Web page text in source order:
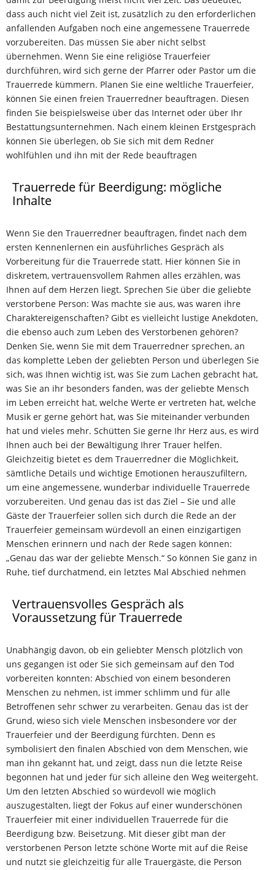
dass auch nicht viel Zeit ist, zusätzlich zu den erforderlichen
anfallenden Aufgaben noch eine angemessene Trauerrede
vorzubereiten. Das müssen Sie aber nicht selbst
übernehmen. Wenn Sie eine religiöse Trauerfeier
durchführen, wird sich gerne der Pfarrer oder Pastor um die
Trauerrede kümmern. Planen Sie eine weltliche Trauerfeier,
können Sie einen freien Trauerredner beauftragen. Diesen
finden Sie beispielsweise über das Internet oder über Ihr
Bestattungsunternehmen. Nach einem kleinen Erstgespräch
können Sie überlegen, ob Sie sich mit dem Redner
wohlfühlen und ihn mit der Rede beauftragen
Trauerrede für Beerdigung: mögliche
Inhalte
Wenn Sie den Trauerredner beauftragen, findet nach dem
ersten Kennenlernen ein ausführliches Gespräch als
Vorbereitung für die Trauerrede statt. Hier können Sie in
diskretem, vertrauensvollem Rahmen alles erzählen, was
Ihnen auf dem Herzen liegt. Sprechen Sie über die geliebte
verstorbene Person: Was machte sie aus, was waren ihre
Charaktereigenschaften? Gibt es vielleicht lustige Anekdoten,
die ebenso auch zum Leben des Verstorbenen gehören?
Denken Sie, wenn Sie mit dem Trauerredner sprechen, an
das komplette Leben der geliebten Person und überlegen Sie
sich, was Ihnen wichtig ist, was Sie zum Lachen gebracht hat,
was Sie an ihr besonders fanden, was der geliebte Mensch
im Leben erreicht hat, welche Werte er vertreten hat, welche
Musik er gerne gehört hat, was Sie miteinander verbunden
hat und vieles mehr. Schütten Sie gerne Ihr Herz aus, es wird
Ihnen auch bei der Bewältigung Ihrer Trauer helfen.
Gleichzeitig bietet es dem Trauerredner die Möglichkeit,
sämtliche Details und wichtige Emotionen herauszufiltern,
um eine angemessene, wunderbar individuelle Trauerrede
vorzubereiten. Und genau das ist das Ziel – Sie und alle
Gäste der Trauerfeier sollen sich durch die Rede an der
Trauerfeier gemeinsam würdevoll an einen einzigartigen
Menschen erinnern und nach der Rede sagen können:
„Genau das war der geliebte Mensch.“ So können Sie ganz in
Ruhe, tief durchatmend, ein letztes Mal Abschied nehmen
Vertrauensvolles Gespräch als
Voraussetzung für Trauerrede
Unabhängig davon, ob ein geliebter Mensch plötzlich von
uns gegangen ist oder Sie sich gemeinsam auf den Tod
vorbereiten konnten: Abschied von einem besonderen
Menschen zu nehmen, ist immer schlimm und für alle
Betroffenen sehr schwer zu verarbeiten. Genau das ist der
Grund, wieso sich viele Menschen insbesondere vor der
Trauerfeier und der Beerdigung fürchten. Denn es
symbolisiert den finalen Abschied von dem Menschen, wie
man ihn gekannt hat, und zeigt, dass nun die letzte Reise
begonnen hat und jeder für sich alleine den Weg weitergeht.
Um den letzten Abschied so würdevoll wie möglich
auszugestalten, liegt der Fokus auf einer wunderschönen
Trauerfeier mit einer individuellen Trauerrede für die
Beerdigung bzw. Beisetzung. Mit dieser gibt man der
verstorbenen Person letzte schöne Worte mit auf die Reise
und nutzt sie gleichzeitig für alle Trauergäste, die Person